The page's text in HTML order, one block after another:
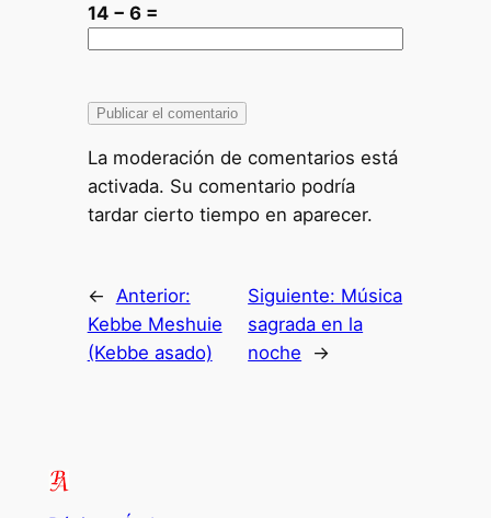
14 − 6 =
La moderación de comentarios está
activada. Su comentario podría
tardar cierto tiempo en aparecer.
← Anterior:
Kebbe Meshuie
(Kebbe asado)
Siguiente: Música
sagrada en la
noche
→